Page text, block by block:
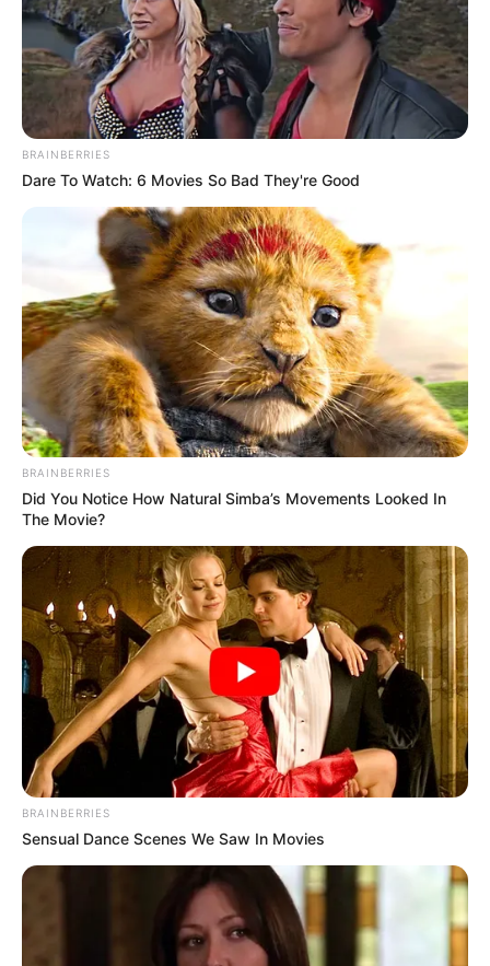
BRAINBERRIES
Dare To Watch: 6 Movies So Bad They're Good
BRAINBERRIES
Did You Notice How Natural Simba’s Movements Looked In
The Movie?
BRAINBERRIES
Sensual Dance Scenes We Saw In Movies